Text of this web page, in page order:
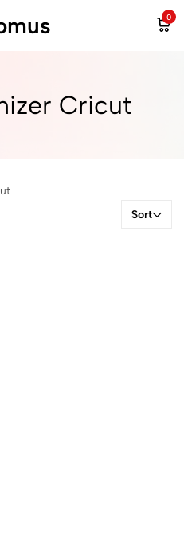
0
Cricut
Sort